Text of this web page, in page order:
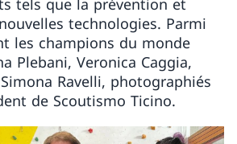
tels que la prévention et
technologies. Parmi
les champions du monde
Plebani, Veronica Caggia,
Ravelli, photographiés
de Scoutismo Ticino.